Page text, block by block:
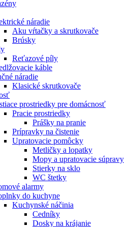
náradie
Aku vŕtačky a skrutkovače
Brúsky
Reťazové píly
káble
náradie
Klasické skrutkovače
prostriedky pre domácnosť
Pracie prostriedky
Prášky na pranie
Prípravky na čistenie
Upratovacie pomôcky
Metličky a lopatky
Mopy a upratovacie súpravy
Stierky na sklo
WC štetky
alarmy
do kuchyne
Kuchynské náčinia
Cedníky
Dosky na krájanie